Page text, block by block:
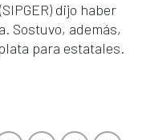
dijo haber
Sostuvo, además,
para estatales.